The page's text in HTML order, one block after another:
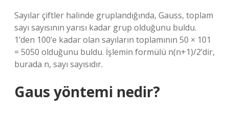
Sayılar çiftler halinde gruplandığında, Gauss, toplam
sayı sayısının yarısı kadar grup olduğunu buldu.
1’den 100’e kadar olan sayıların toplamının 50 × 101
= 5050 olduğunu buldu. İşlemin formülü n(n+1)/2’dir,
burada n, sayı sayısıdır.
Gaus yöntemi nedir?